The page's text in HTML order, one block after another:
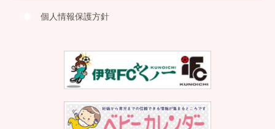
個人情報保護方針